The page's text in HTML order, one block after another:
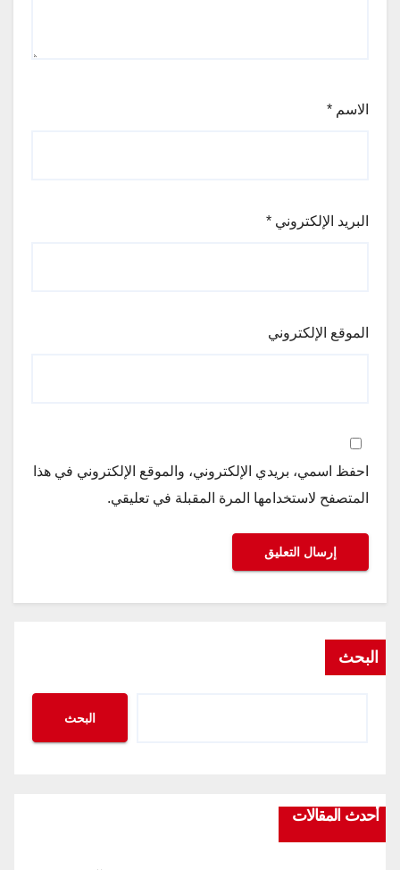
الاسم *
البريد الإلكتروني *
الموقع الإلكتروني
احفظ اسمي، بريدي الإلكتروني، والموقع الإلكتروني في هذا
المتصفح لاستخدامها المرة المقبلة في تعليقي.
البحث
البحث
أحدث المقالات